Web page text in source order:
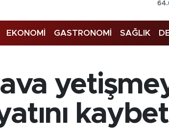
EKONOMİ GASTRONOMİ SAĞLIK